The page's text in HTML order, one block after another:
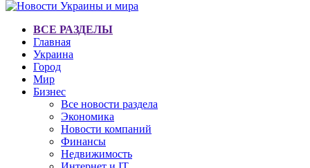
ВСЕ РАЗДЕЛЫ
Главная
Украина
Город
Мир
Бизнес
Все новости раздела
Экономика
Новости компаний
Финансы
Недвижимость